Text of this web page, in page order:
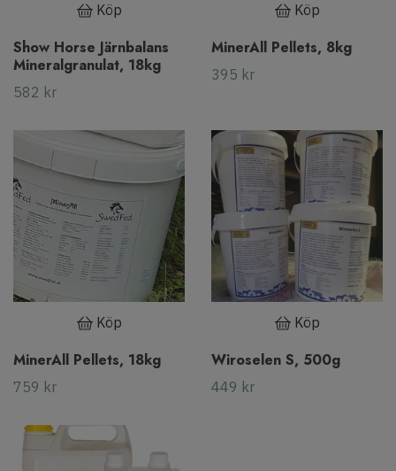
Köp
Show Horse Järnbalans
Mineralgranulat, 18kg
582 kr
Köp
MinerAll Pellets, 8kg
395 kr
Köp
MinerAll Pellets, 18kg
759 kr
Köp
Wiroselen S, 500g
449 kr